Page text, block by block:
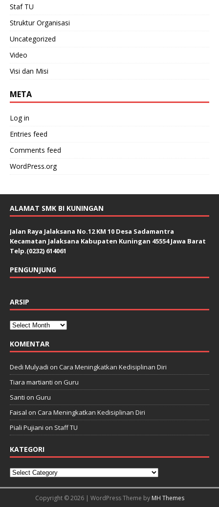
Staf TU
Struktur Organisasi
Uncategorized
Video
Visi dan Misi
META
Log in
Entries feed
Comments feed
WordPress.org
ALAMAT SMK BI KUNINGAN
Jalan Raya Jalaksana No.12 KM 10 Desa Sadamantra
Kecamatan Jalaksana Kabupaten Kuningan 45554 Jawa Barat
Telp.(0232) 614061
PENGUNJUNG
ARSIP
KOMENTAR
Dedi Mulyadi on Cara Meningkatkan Kedisiplinan Diri
Tiara martianti on Guru
Santi on Guru
Faisal on Cara Meningkatkan Kedisiplinan Diri
Piali Pujiani on Staff TU
KATEGORI
Copyright © 2026 | WordPress Theme by MH Themes